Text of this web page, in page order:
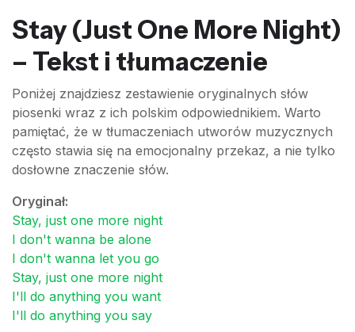
Stay (Just One More Night)
– Tekst i tłumaczenie
Poniżej znajdziesz zestawienie oryginalnych słów
piosenki wraz z ich polskim odpowiednikiem. Warto
pamiętać, że w tłumaczeniach utworów muzycznych
często stawia się na emocjonalny przekaz, a nie tylko
dosłowne znaczenie słów.
Oryginał:
Stay, just one more night
I don't wanna be alone
I don't wanna let you go
Stay, just one more night
I'll do anything you want
I'll do anything you say